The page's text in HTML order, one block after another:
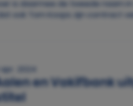
is daarmee de tweede naam
ook Tom Koops zijn contract
2024
en Vakifbank